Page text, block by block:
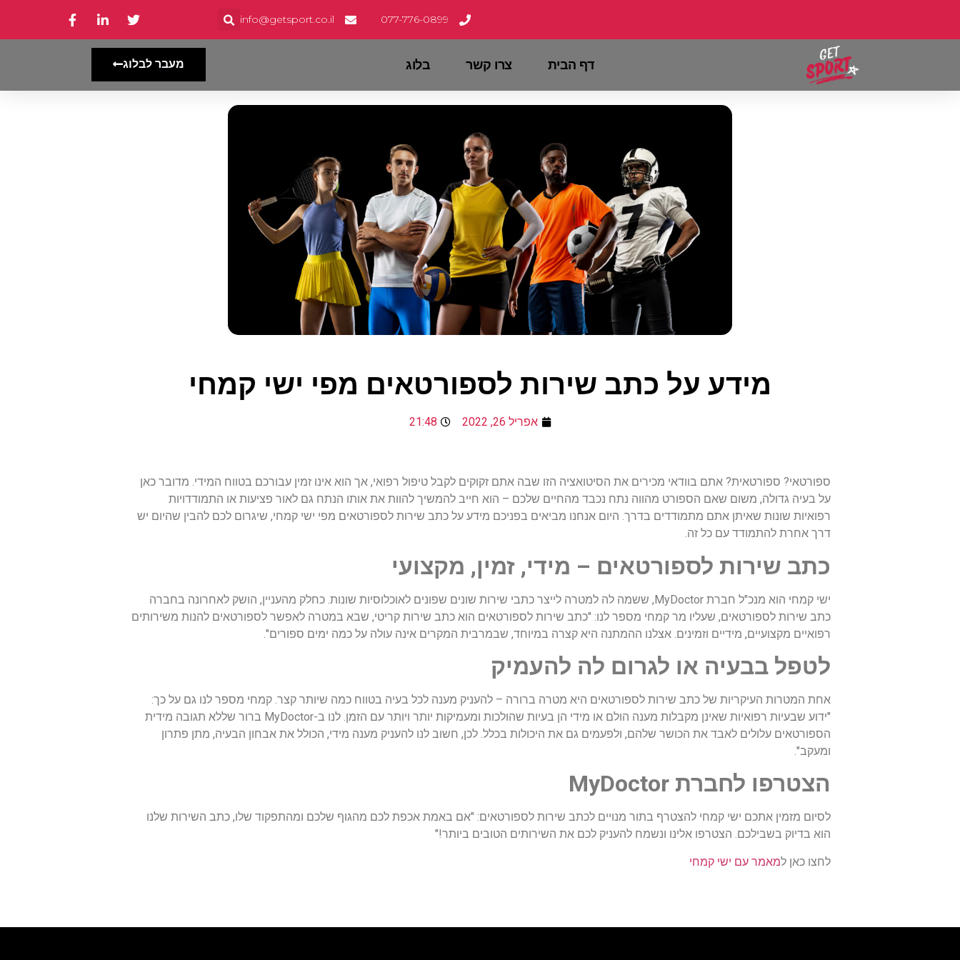
077-776-0899
info@getsport.co.il
דף הבית צרו קשר בלוג מעבר לבלוג
מידע על כתב שירות לספורטאים מפי ישי קמחי
אפריל 26, 2022 21:48
ספורטאי? ספורטאית? אתם בוודאי מכירים את הסיטואציה הזו שבה אתם זקוקים לקבל טיפול רפואי, אך הוא אינו זמין עבורכם בטווח המידי. מדובר כאן
על בעיה גדולה, משום שאם הספורט מהווה נתח נכבד מהחיים שלכם – הוא חייב להמשיך להוות את אותו הנתח גם לאור פציעות או התמודדויות
רפואיות שונות שאיתן אתם מתמודדים בדרך. היום אנחנו מביאים בפניכם מידע על כתב שירות לספורטאים מפי ישי קמחי, שיגרום לכם להבין שהיום יש
דרך אחרת להתמודד עם כל זה.
כתב שירות לספורטאים – מידי, זמין, מקצועי
ישי קמחי הוא מנכ"ל חברת MyDoctor, ששמה לה למטרה לייצר כתבי שירות שונים שפונים לאוכלוסיות שונות. כחלק מהעניין, הושק לאחרונה בחברה
כתב שירות לספורטאים, שעליו מר קמחי מספר לנו: "כתב שירות לספורטאים הוא כתב שירות קריטי, שבא במטרה לאפשר לספורטאים להנות משירותים
רפואיים מקצועיים, מידיים וזמינים. אצלנו ההמתנה היא קצרה במיוחד, שבמרבית המקרים אינה עולה על כמה ימים ספורים".
לטפל בבעיה או לגרום לה להעמיק
אחת המטרות העיקריות של כתב שירות לספורטאים היא מטרה ברורה – להעניק מענה לכל בעיה בטווח כמה שיותר קצר. קמחי מספר לנו גם על כך:
"ידוע שבעיות רפואיות שאינן מקבלות מענה הולם או מידי הן בעיות שהולכות ומעמיקות יותר ויותר עם הזמן. לנו ב-MyDoctor ברור שללא תגובה מידית
הספורטאים עלולים לאבד את הכושר שלהם, ולפעמים גם את היכולות בכלל. לכן, חשוב לנו להעניק מענה מידי, הכולל את אבחון הבעיה, מתן פתרון
ומעקב".
הצטרפו לחברת MyDoctor
לסיום מזמין אתכם ישי קמחי להצטרף בתור מנויים לכתב שירות לספורטאים: "אם באמת אכפת לכם מהגוף שלכם ומהתפקוד שלו, כתב השירות שלנו
הוא בדיוק בשבילכם. הצטרפו אלינו ונשמח להעניק לכם את השירותים הטובים ביותר!"
לחצו כאן למאמר עם ישי קמחי